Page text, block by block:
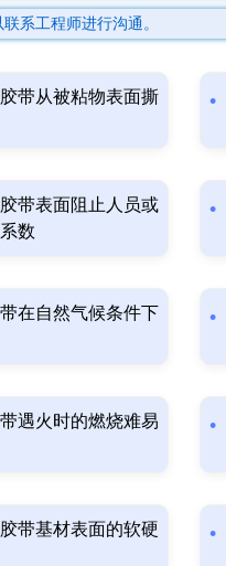
系工程师进行沟通。
带从被粘物表面撕
带表面阻止人员或
数
在自然气候条件下
遇火时的燃烧难易
带基材表面的软硬